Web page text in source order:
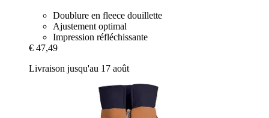
Doublure en fleece douillette
Ajustement optimal
Impression réfléchissante
€ 47,49
Livraison jusqu'au 17 août